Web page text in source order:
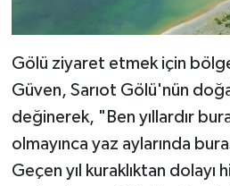
Gölü ziyaret etmek için
Güven, Sarıot Gölü'nün
değinerek, "Ben yıllardır
olmayınca yaz aylarında
Geçen yıl kuraklıktan dolayı